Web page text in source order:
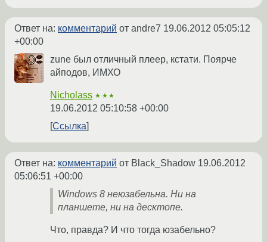
Ответ на: комментарий от andre7 19.06.2012 05:05:12
+00:00
zune был отличный плеер, кстати. Поярче
айподов, ИМХО
Nicholass ★★★
19.06.2012 05:10:58 +00:00
Ссылка
Ответ на: комментарий от Black_Shadow 19.06.2012
05:06:51 +00:00
Windows 8 неюзабельна. Ни на
планшете, ни на десктопе.
Что, правда? И что тогда юзабельно?